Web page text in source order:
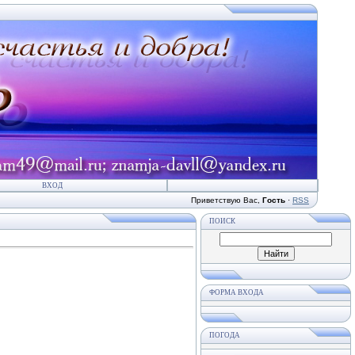
ВХОД
Приветствую Вас Гость · RSS
ПОИСК
ФОРМА ВХОДА
ПОГОДА